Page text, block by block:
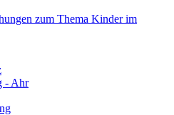
zum Thema Kinder im
- Ahr